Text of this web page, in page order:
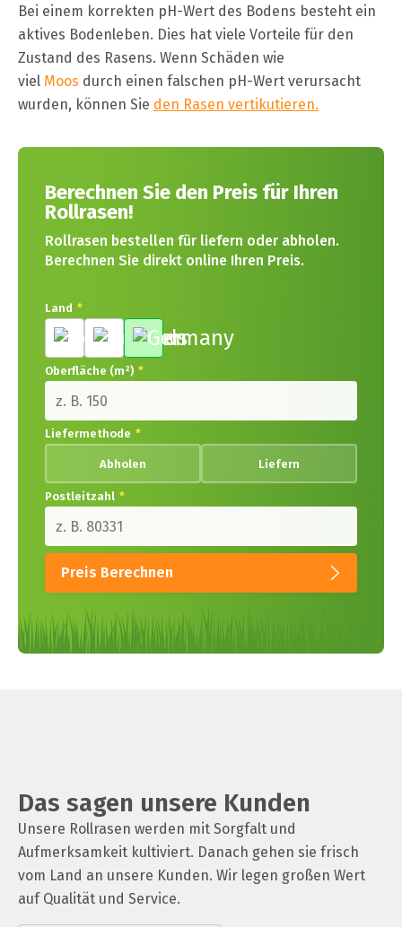
Bei einem korrekten pH-Wert des Bodens besteht ein
aktives Bodenleben. Dies hat viele Vorteile für den
Zustand des Rasens. Wenn Schäden wie
viel Moos durch einen falschen pH-Wert verursacht
wurden, können Sie den Rasen vertikutieren.
Berechnen Sie den Preis für Ihren
Rollrasen!
Rollrasen bestellen für liefern oder abholen.
Berechnen Sie direkt online Ihren Preis.
Land *
Oberfläche (m²) *
Liefermethode *
Abholen Liefern
Postleitzahl *
Preis Berechnen
Das sagen unsere Kunden
Unsere Rollrasen werden mit Sorgfalt und
Aufmerksamkeit kultiviert. Danach gehen sie frisch
vom Land an unsere Kunden. Wir legen großen Wert
auf Qualität und Service.